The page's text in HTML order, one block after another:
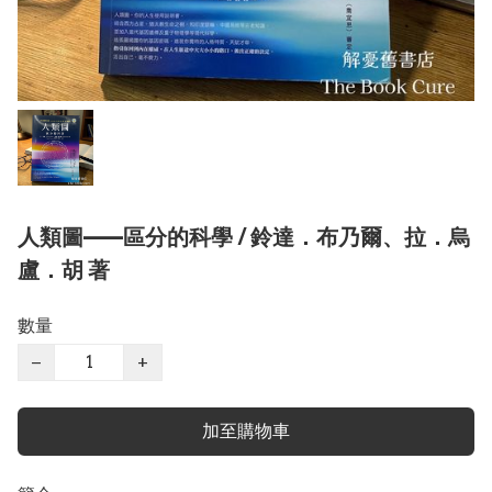
人類圖——區分的科學 / 鈴達．布乃爾、拉．烏
盧．胡 著
數量
−
+
加至購物車